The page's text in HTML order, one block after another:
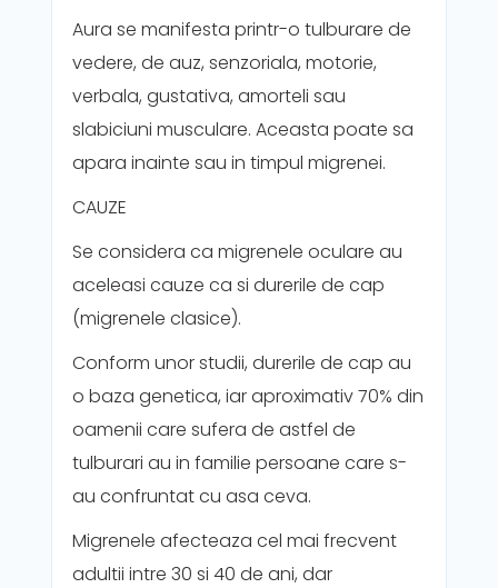
Aura se manifesta printr-o tulburare de
vedere, de auz, senzoriala, motorie,
verbala, gustativa, amorteli sau
slabiciuni musculare. Aceasta poate sa
apara inainte sau in timpul migrenei.
CAUZE
Se considera ca migrenele oculare au
aceleasi cauze ca si durerile de cap
(migrenele clasice).
Conform unor studii, durerile de cap au
o baza genetica, iar aproximativ 70% din
oamenii care sufera de astfel de
tulburari au in familie persoane care s-
au confruntat cu asa ceva.
Migrenele afecteaza cel mai frecvent
adultii intre 30 si 40 de ani, dar